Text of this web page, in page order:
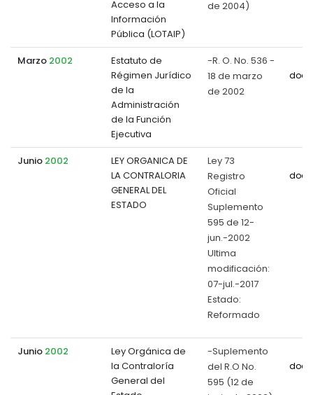
Acceso a la
Información
Pública (LOTAIP)
de 2004)
Marzo 2002
Estatuto de
Régimen Jurídico
de la
Administración
de la Función
Ejecutiva
-R. O. No. 536 -
18 de marzo
de 2002
Junio 2002
LEY ORGANICA DE
LA CONTRALORIA
GENERAL DEL
ESTADO
Ley 73
Registro
Oficial
Suplemento
595 de 12-
jun.-2002
Ultima
modificación:
07-jul.-2017
Estado:
Reformado
Junio 2002
Ley Orgánica de
la Contraloría
General del
-Suplemento
del R.O No.
595 (12 de